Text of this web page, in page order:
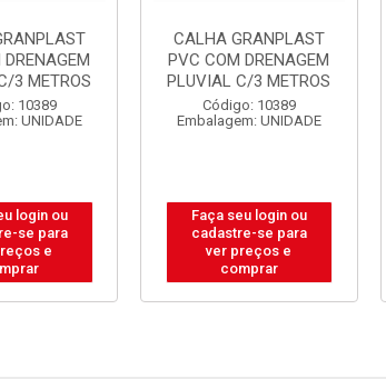
3 METROS
10389
UNIDADE
login ou
se para
e
CALHA GRANPLAST
PVC COM DRENAGEM
PLUVIAL C/3 METROS
Código: 10389
Embalagem: UNIDADE
Faça seu login ou
cadastre-se para
ver preços e
comprar